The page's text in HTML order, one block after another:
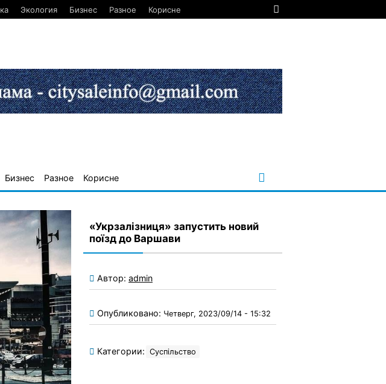
Экология Бизнес Разное Корисне
Бизнес Разное Корисне
«Укрзалізниця» запустить новий
поїзд до Варшави
Автор: admin
Опубликовано: Четверг, 2023/09/14 - 15:32
Категории: Суспільство